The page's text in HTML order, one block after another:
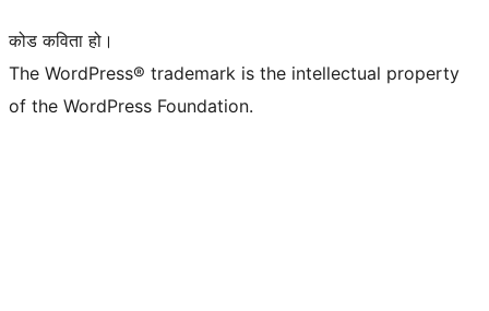
कोड कविता हो।
The WordPress® trademark is the intellectual property
of the WordPress Foundation.